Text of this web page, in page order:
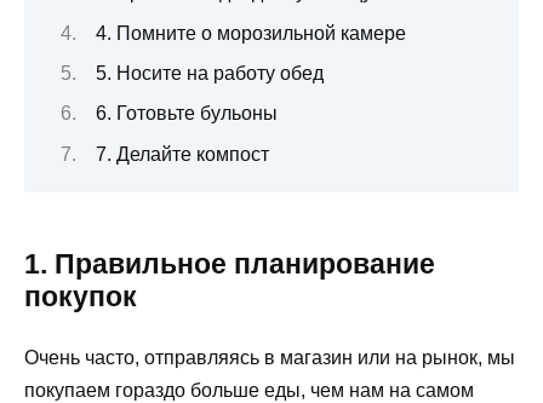
4. Помните о морозильной камере
5. Носите на работу обед
6. Готовьте бульоны
7. Делайте компост
1. Правильное планирование
покупок
Очень часто, отправляясь в магазин или на рынок, мы
покупаем гораздо больше еды, чем нам на самом